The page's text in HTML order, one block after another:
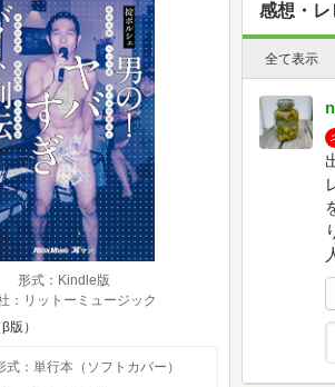
形式：Kindle版
：リットーミュージック
版）
式：単行本（ソフトカバー）
感想・レ
全て表示